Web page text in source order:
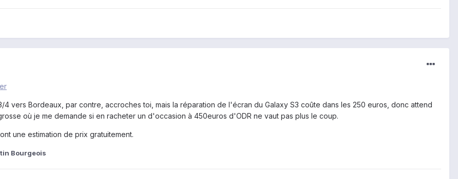
4 vers Bordeaux, par contre, accroches toi, mais la réparation de l'écran du Galaxy S3 coûte dans les 250 euros, donc attend
où je me demande si en racheter un d'occasion à 450euros d'ODR ne vaut pas plus le coup.
une estimation de prix gratuitement.
Bourgeois